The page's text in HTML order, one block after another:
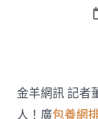
金羊網訊 記者
人！廣包養網